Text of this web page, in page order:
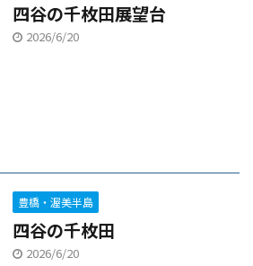
四谷の千枚田展望台
2026/6/20
豊橋・渥美半島
四谷の千枚田
2026/6/20